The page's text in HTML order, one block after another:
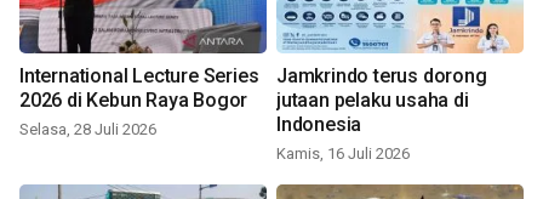
International Lecture Series
2026 di Kebun Raya Bogor
Selasa, 28 Juli 2026
Jamkrindo terus dorong
jutaan pelaku usaha di
Indonesia
Kamis, 16 Juli 2026